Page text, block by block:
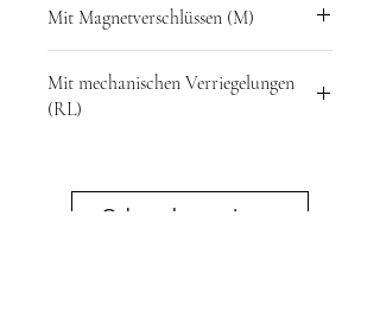
Mit Magnetverschlüssen (M)
Magnetschlösser: 2 Schlösser (M)
Mit mechanischen Verriegelungen
(RL)
Gebrauchsanweisung